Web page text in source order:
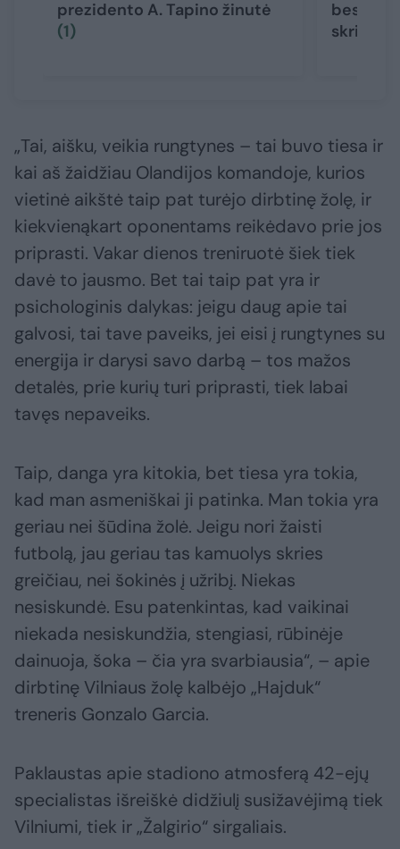
prezidento A. Tapino žinutė
(1)
skriejo
„Tai, aišku, veikia rungtynes – tai buvo tiesa ir
kai aš žaidžiau Olandijos komandoje, kurios
vietinė aikštė taip pat turėjo dirbtinę žolę, ir
kiekvienąkart oponentams reikėdavo prie jos
priprasti. Vakar dienos treniruotė šiek tiek
davė to jausmo. Bet tai taip pat yra ir
psichologinis dalykas: jeigu daug apie tai
galvosi, tai tave paveiks, jei eisi į rungtynes su
energija ir darysi savo darbą – tos mažos
detalės, prie kurių turi priprasti, tiek labai
tavęs nepaveiks.
Taip, danga yra kitokia, bet tiesa yra tokia,
kad man asmeniškai ji patinka. Man tokia yra
geriau nei šūdina žolė. Jeigu nori žaisti
futbolą, jau geriau tas kamuolys skries
greičiau, nei šokinės į užribį. Niekas
nesiskundė. Esu patenkintas, kad vaikinai
niekada nesiskundžia, stengiasi, rūbinėje
dainuoja, šoka – čia yra svarbiausia“, – apie
dirbtinę Vilniaus žolę kalbėjo „Hajduk“
treneris Gonzalo Garcia.
Paklaustas apie stadiono atmosferą 42-ejų
specialistas išreiškė didžiulį susižavėjimą tiek
Vilniumi, tiek ir „Žalgirio“ sirgaliais.